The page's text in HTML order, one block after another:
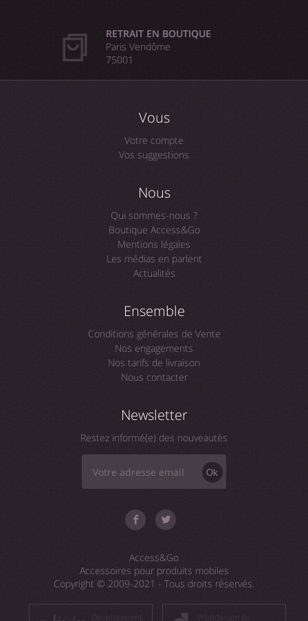
RETRAIT EN BOUTIQUE
Paris Vendôme
75001
Vous
Votre compte
Vos suggestions
Nous
Qui sommes-nous ?
Boutique Access&Go
Mentions légales
Les médias en parlent
Actualités
Ensemble
Conditions générales de Vente
Nos engagements
Nos tarifs de livraison
Nous contacter
Newsletter
Restez informé(e) des nouveautés
Ok
Access&Go
Accessoires pour produits mobiles
Copyright © 2009-2021 - Tous droits réservés.
Development Webdesign by